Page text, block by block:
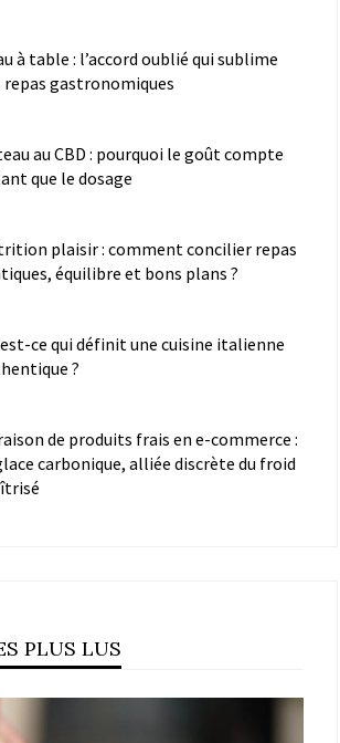
à table : l’accord oublié qui sublime
repas gastronomiques
au CBD : pourquoi le goût compte
que le dosage
plaisir : comment concilier repas
équilibre et bons plans ?
ce qui définit une cuisine italienne
?
de produits frais en e-commerce :
carbonique, alliée discrète du froid
PLUS LUS